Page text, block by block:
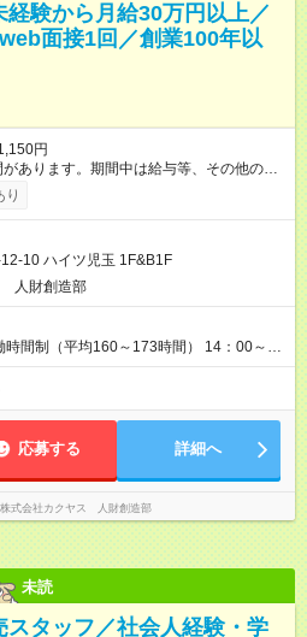
験から月給30万円以上／
面接1回／創業100年以
円
あります。期間中は給与等、その他の待
残業代
円）を含んでいます。超過分には別途、
採用時と同じです。
り
10 ハイツ児玉 1F&B1F
人財創造部
制（平均160～173時間） 14：00～
異
応募する 詳細へ
株式会社カクヤス 人財創造部
未読
スタッフ／社会人経験・学